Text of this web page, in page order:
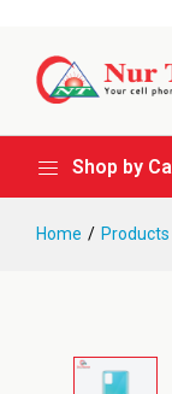
Shop by
Home Products